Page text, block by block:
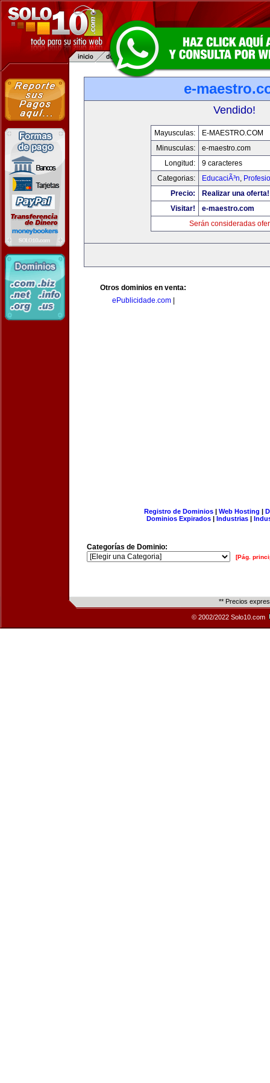
e-
Vendido!
Mayusculas:
E-MAESTRO.COM
Minusculas:
e-maestro.com
Longitud:
9 caracteres
Categorias:
EducaciÃ³n,
Precio:
Realizar una oferta!
Visitar!
e-maestro.com
Serán consideradas
Otros dominios en venta:
ePublicidade.com|
Registro de Dominios| Web Hosting |
Dominios Expirados | Industrias |
Categorías de Dominio:
[Pág.
** Precios
© 2002/2022 Solo10.com